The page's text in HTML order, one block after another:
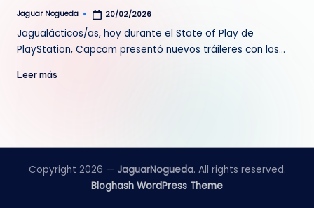
Publicado
Jaguar Nogueda 20/02/2026
Jagualácticos/as, hoy durante el State of Play de
PlayStation, Capcom presentó nuevos tráileres con los…
Leer más
Copyright 2026 — JaguarNogueda. All rights reserved.
Bloghash WordPress Theme